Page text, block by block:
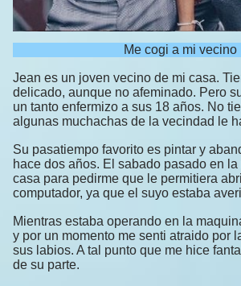
Me cogi a mi vecino
Jean es un joven vecino de mi casa.
delicado, aunque no afeminado. Pero
un tanto enfermizo a sus 18 años. No
algunas muchachas de la vecindad le
Su pasatiempo favorito es pintar y
hace dos años. El sabado pasado en
casa para pedirme que le permitiera
computador, ya que el suyo estaba
Mientras estaba operando en la
y por un momento me senti atraido por
sus labios. A tal punto que me hice
de su parte.